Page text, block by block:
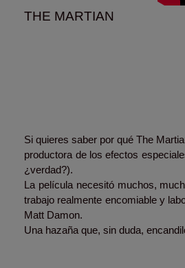
THE MARTIAN
Si quieres saber por qué The
productora de los efectos
¿verdad?).
La película necesitó muchos,
trabajo realmente encomiable y
Matt Damon.
Una hazaña que, sin duda,